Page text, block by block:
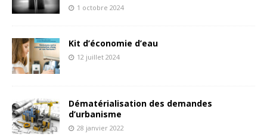
1 octobre 2024
Kit d’économie d’eau
12 juillet 2024
Dématérialisation des demandes
d’urbanisme
28 janvier 2022